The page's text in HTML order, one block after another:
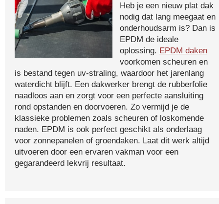
Heb je een nieuw plat dak
nodig dat lang meegaat en
onderhoudsarm is? Dan is
EPDM de ideale
oplossing. EPDM daken
voorkomen scheuren en
is bestand tegen uv-straling, waardoor het jarenlang
waterdicht blijft. Een dakwerker brengt de rubberfolie
naadloos aan en zorgt voor een perfecte aansluiting
rond opstanden en doorvoeren. Zo vermijd je de
klassieke problemen zoals scheuren of loskomende
naden. EPDM is ook perfect geschikt als onderlaag
voor zonnepanelen of groendaken. Laat dit werk altijd
uitvoeren door een ervaren vakman voor een
gegarandeerd lekvrij resultaat.